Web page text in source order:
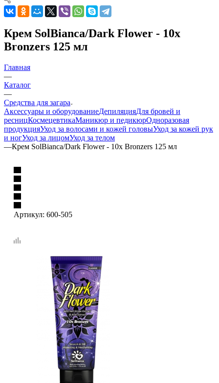
Крем SolBianca/Dark Flower - 10x
Bronzers 125 мл
Главная
—
Каталог
—
Средства для загара
Аксессуары и оборудованиеДепиляцияДля бровей и
ресницКосмецевтикаМаникюр и педикюрОдноразовая
продукцияУход за волосами и кожей головыУход за кожей рук
и ногУход за лицомУход за телом
—Крем SolBianca/Dark Flower - 10x Bronzers 125 мл
Артикул: 600-505